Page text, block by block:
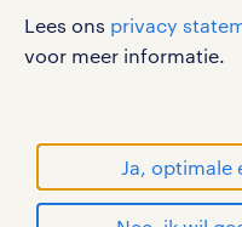
Lees ons privacy
voor meer informatie.
Ja, optimale
privacystatement
sitemap
RANDSTAD, HUMAN